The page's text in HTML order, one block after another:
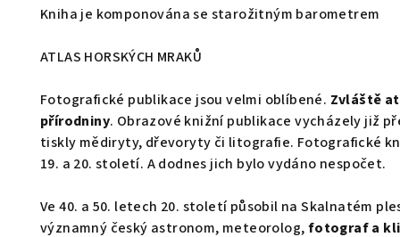
Kniha je komponována se starožitným barometrem
ATLAS HORSKÝCH MRAKŮ
Fotografické publikace jsou velmi oblíbené. Zvláště
přírodniny. Obrazové knižní publikace vycházely již
tiskly mědiryty, dřevoryty či litografie. Fotografické
19. a 20. století. A dodnes jich bylo vydáno nespočet.
Ve 40. a 50. letech 20. století působil na Skalnatém
významný český astronom, meteorolog,fotograf a